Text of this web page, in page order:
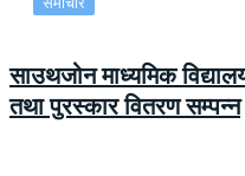
साउथजोन माध्यमिक
तथा पुरस्कार वितरण सम्पन्न